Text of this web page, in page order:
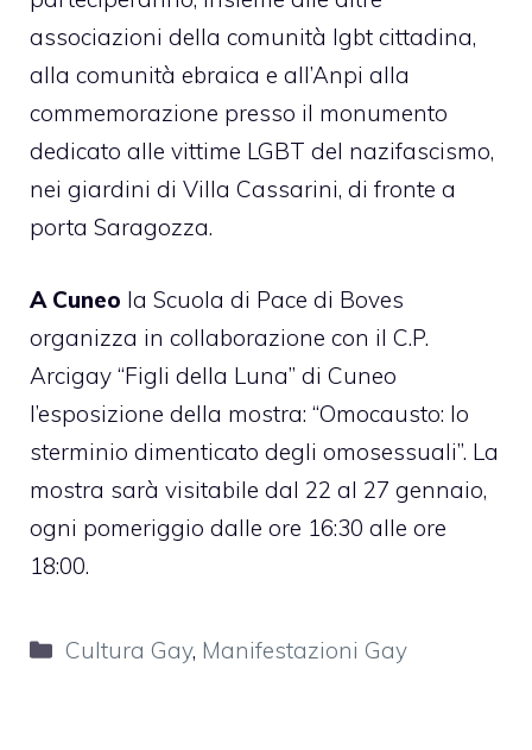
associazioni della comunità lgbt cittadina,
alla comunità ebraica e all’Anpi alla
commemorazione presso il monumento
dedicato alle vittime LGBT del nazifascismo,
nei giardini di Villa Cassarini, di fronte a
porta Saragozza.
A Cuneo la Scuola di Pace di Boves
organizza in collaborazione con il C.P.
Arcigay “Figli della Luna” di Cuneo
l’esposizione della mostra: “Omocausto: lo
sterminio dimenticato degli omosessuali”. La
mostra sarà visitabile dal 22 al 27 gennaio,
ogni pomeriggio dalle ore 16:30 alle ore
18:00.
Categorie
Cultura Gay, Manifestazioni Gay